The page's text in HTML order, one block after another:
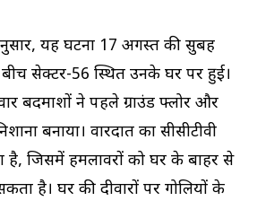
यह घटना 17 अगस्त की सुबह
सेक्टर-56 स्थित उनके घर पर हुई।
बदमाशों ने पहले ग्राउंड फ्लोर और
बनाया। वारदात का सीसीटीवी
जिसमें हमलावरों को घर के बाहर से
है। घर की दीवारों पर गोलियों के